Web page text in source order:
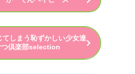
てしまう恥ずかしい少女達
つ倶楽部selection